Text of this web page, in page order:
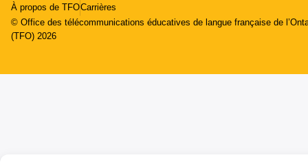
À propos de TFOCarrières
© Office des télécommunications éducatives de langue française de
(TFO) 2026